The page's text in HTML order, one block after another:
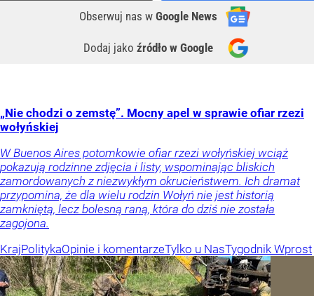
Obserwuj nas w Google News
Dodaj jako źródło w Google
„Nie chodzi o zemstę”. Mocny apel w sprawie ofiar rzezi
wołyńskiej
W Buenos Aires potomkowie ofiar rzezi wołyńskiej wciąż
pokazują rodzinne zdjęcia i listy, wspominając bliskich
zamordowanych z niezwykłym okrucieństwem. Ich dramat
przypomina, że dla wielu rodzin Wołyń nie jest historią
zamkniętą, lecz bolesną raną, która do dziś nie została
zagojona.
KrajPolitykaOpinie i komentarzeTylko u NasTygodnik Wprost